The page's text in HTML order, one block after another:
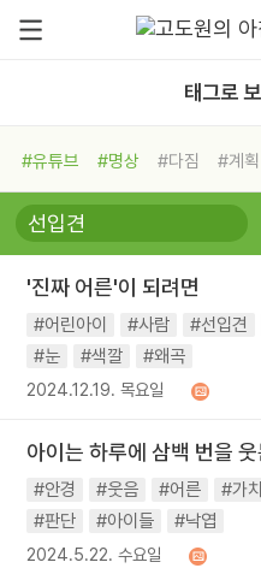
태그로
#유튜브 #명상 #다짐 #계획
#비전캠프
#독서캠프 #삶
#희망
#나눔 #친구 #링컨학
#독서
#건강 #면역력
'진짜 어른'이 되려면
#어린아이 #사람 #선입견
#눈
#색깔 #왜곡
2024.12.19. 목요일
아이는 하루에 삼백 번을
#안경 #웃음 #어른 #가
#판단
#아이들 #낙엽
2024.5.22. 수요일